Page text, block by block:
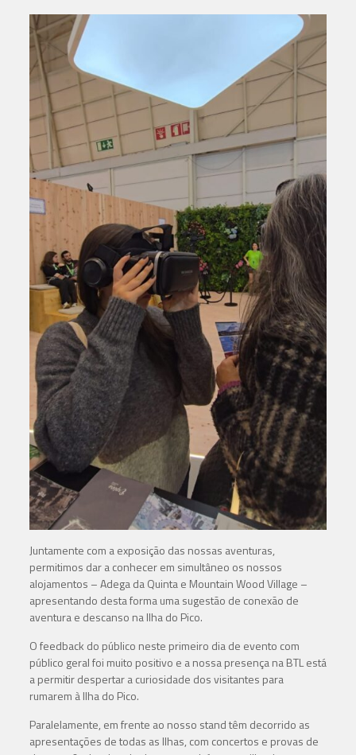
Juntamente com a exposição das nossas aventuras,
permitimos dar a conhecer em simultâneo os nossos
alojamentos – Adega da Quinta e Mountain Wood Village –
apresentando desta forma uma sugestão de conexão de
aventura e descanso na Ilha do Pico.
O feedback do público neste primeiro dia de evento com
público geral foi muito positivo e a nossa presença na BTL está
a permitir despertar a curiosidade dos visitantes para
rumarem à Ilha do Pico.
Paralelamente, em frente ao nosso stand têm decorrido as
apresentações de todas as Ilhas, com concertos e provas de